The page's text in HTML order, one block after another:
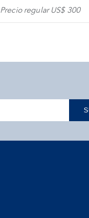
Precio regular US$ 300